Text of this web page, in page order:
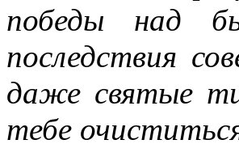
победы над
последствия
даже святые
тебе